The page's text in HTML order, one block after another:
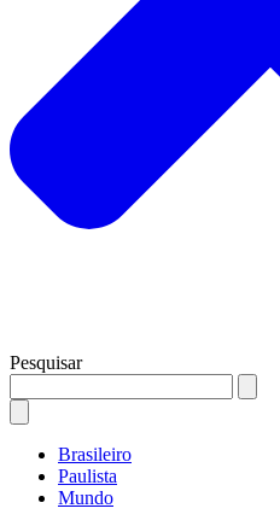
Pesquisar
Brasileiro
Paulista
Mundo